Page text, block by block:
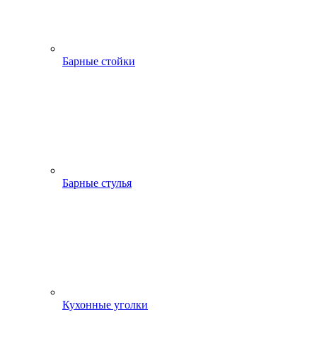
Барные стойки
Барные стулья
Кухонные уголки